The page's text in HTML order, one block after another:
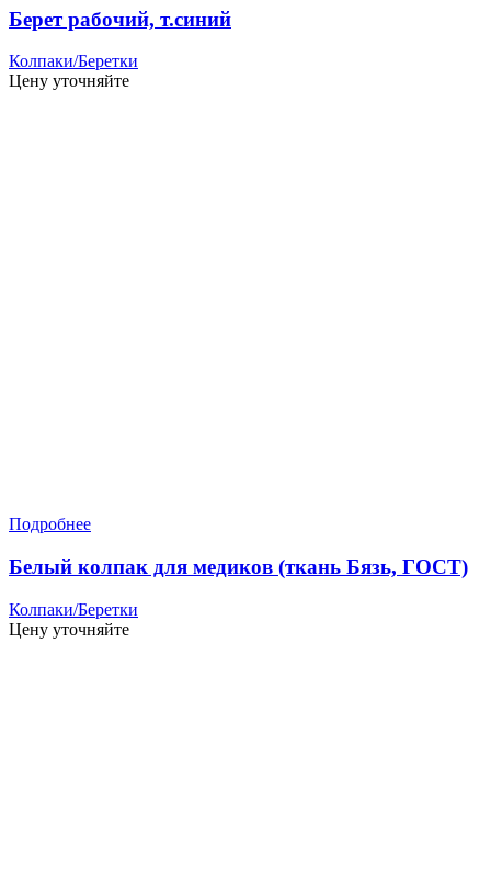
Берет рабочий, т.синий
Колпаки/Беретки
Цену уточняйте
Подробнее
Белый колпак для медиков (ткань Бязь, ГОСТ)
Колпаки/Беретки
Цену уточняйте